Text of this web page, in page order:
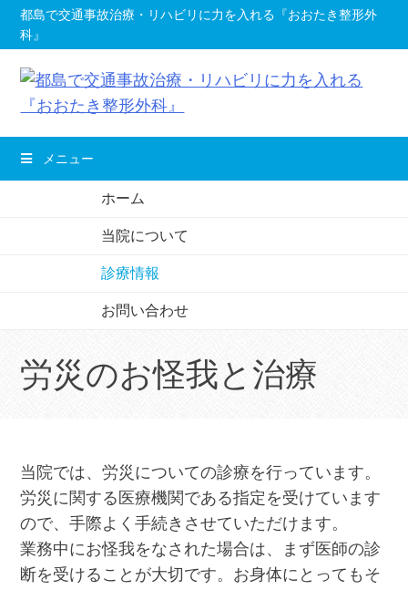
へ
都島で交通事故治療・リハビリに力を入れる『おおたき整形外
科』
メニュー
ホーム
当院について
診療情報
お問い合わせ
労災のお怪我と治療
当院では、労災についての診療を行っています。
労災に関する医療機関である指定を受けています
ので、手際よく手続きさせていただけます。
業務中にお怪我をなされた場合は、まず医師の診
断を受けることが大切です。お身体にとってもそ